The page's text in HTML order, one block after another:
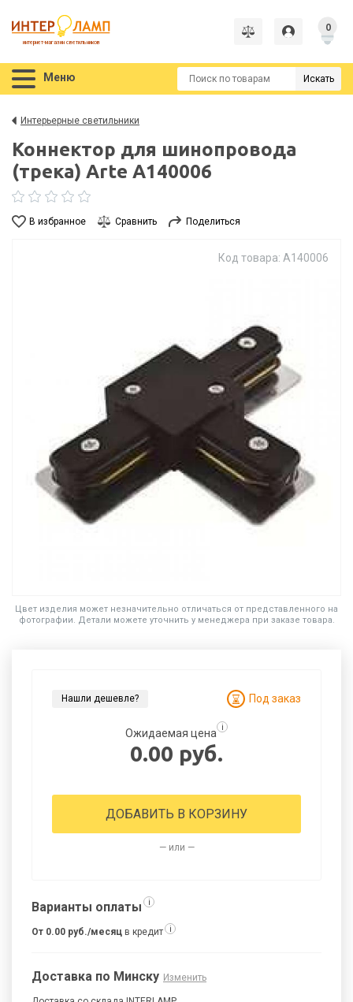
интернет-магазин светильников
0
Меню Искать
Интерьерные светильники
Коннектор для шинопровода
(трека) Arte A140006
В избранное Сравнить Поделиться
Код товара: A140006
Цвет изделия может незначительно отличаться от представленного на
фотографии. Детали можете уточнить у менеджера при заказе товара.
Нашли дешевле? Под заказ
Ожидаемая цена i
0.00 руб.
ДОБАВИТЬ В КОРЗИНУ
— или —
Варианты оплаты i
От 0.00 руб./месяц в кредит i
Доставка по Минску Изменить